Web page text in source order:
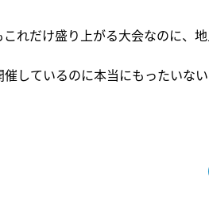
これだけ盛り上がる大会なのに、
しているのに本当にもったいない